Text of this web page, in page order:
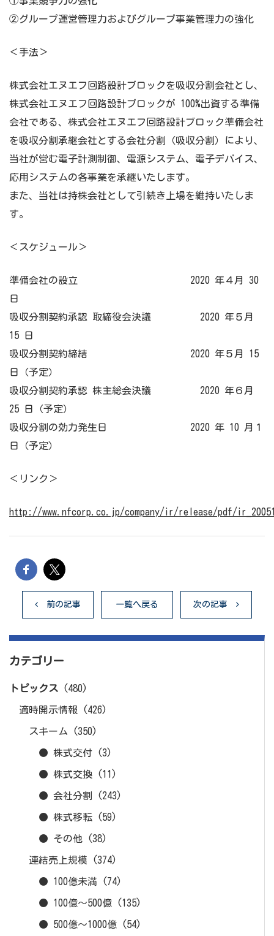
②グループ運営管理力およびグループ事業管理力の強化
＜手法＞
株式会社エヌエフ回路設計ブロックを吸収分割会社とし、
株式会社エヌエフ回路設計ブロックが 100%出資する準備
会社である、株式会社エヌエフ回路設計ブロック準備会社
を吸収分割承継会社とする会社分割（吸収分割）により、
当社が営む電子計測制御、電源システム、電子デバイス、
応用システムの各事業を承継いたします。
また、当社は持株会社として引続き上場を維持いたしま
す。
＜スケジュール＞
準備会社の設立 2020 年４月 30
日
吸収分割契約承認 取締役会決議 2020 年５月
15 日
吸収分割契約締結 2020 年５月 15
日（予定）
吸収分割契約承認 株主総会決議 2020 年６月
25 日（予定）
吸収分割の効力発生日 2020 年 10 月１
日（予定）
＜リンク＞
http://www.nfcorp.co.jp/company/ir/release/pdf/
前の記事 一覧へ戻る 次の記事
カテゴリー
トピックス (480)
適時開示情報 (426)
スキーム (350)
● 株式交付 (3)
● 株式交換 (11)
● 会社分割 (243)
● 株式移転 (59)
● その他 (38)
連結売上規模 (374)
● 100億未満 (74)
● 100億～500億 (135)
● 500億～1000億 (54)